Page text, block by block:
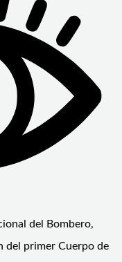
del Bombero,
del primer Cuerpo de